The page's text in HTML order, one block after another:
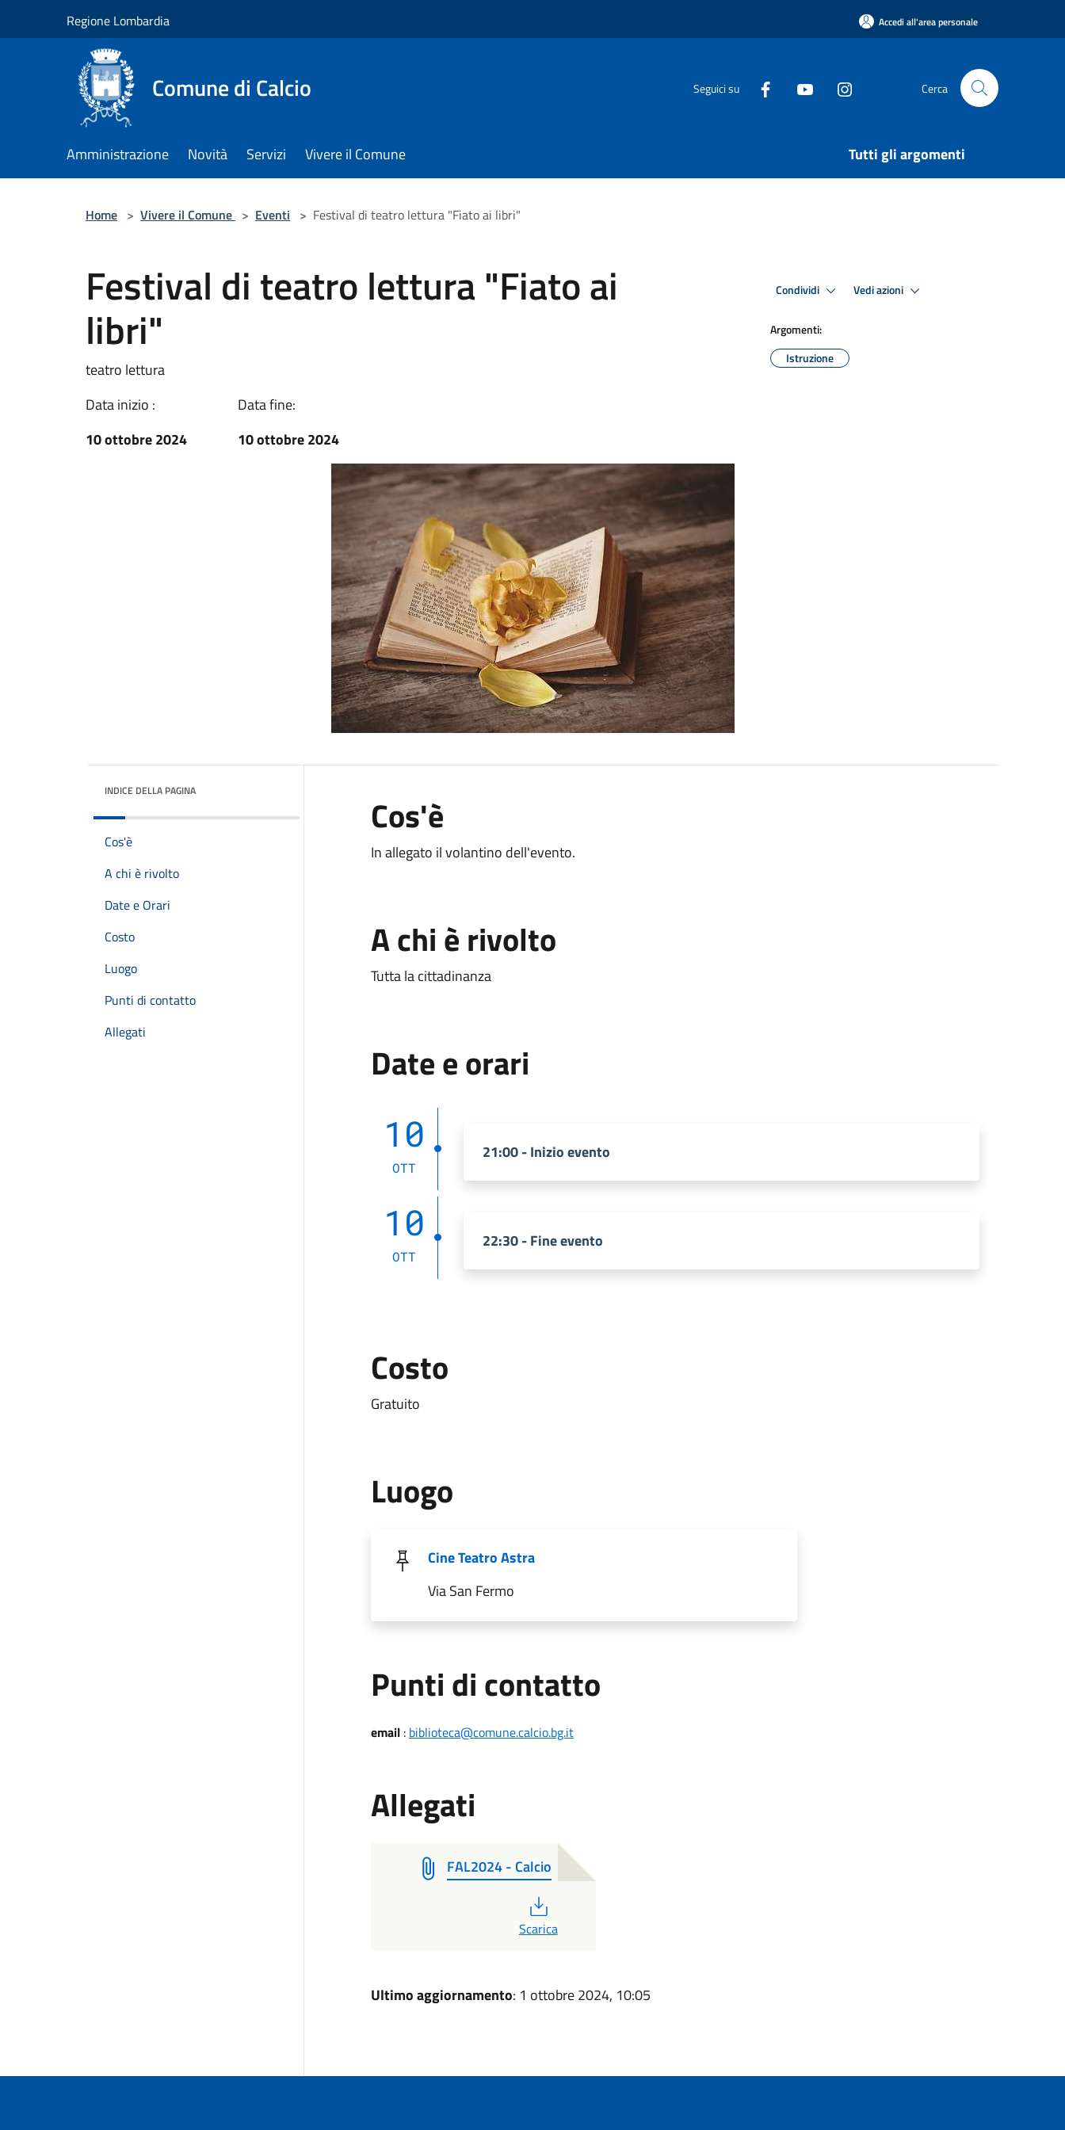
Regione Lombardia Accedi all'area personale
Comune di Calcio Seguici su Cerca
Amministrazione Novità Servizi Vivere il Comune Tutti gli argomenti
Home > Vivere il Comune > Eventi > Festival di teatro lettura "Fiato ai libri"
Festival di teatro lettura "Fiato ai
libri"
teatro lettura
Data inizio :
10 ottobre 2024
Data fine:
10 ottobre 2024
Condividi Vedi azioni
Argomenti:
Istruzione
INDICE DELLA PAGINA
Cos'è
A chi è rivolto
Date e Orari
Costo
Luogo
Punti di contatto
Allegati
Cos'è
In allegato il volantino dell'evento.
A chi è rivolto
Tutta la cittadinanza
Date e orari
10
OTT
21:00 - Inizio evento
10
OTT
22:30 - Fine evento
Costo
Gratuito
Luogo
Cine Teatro Astra
Via San Fermo
Punti di contatto
email: biblioteca@comune.calcio.bg.it
Allegati
FAL2024 - Calcio
Scarica
Ultimo aggiornamento: 1 ottobre 2024, 10:05